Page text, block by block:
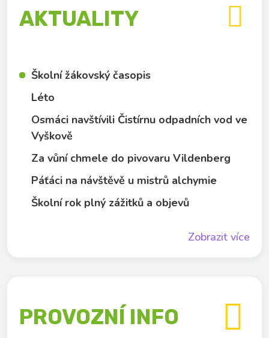
AKTUALITY
Školní žákovský časopis
Léto
Osmáci navštívili Čistírnu odpadních vod ve
Vyškově
Za vůní chmele do pivovaru Vildenberg
Páťáci na návštěvě u mistrů alchymie
Školní rok plný zážitků a objevů
Zobrazit více

PROVOZNÍ INFO 